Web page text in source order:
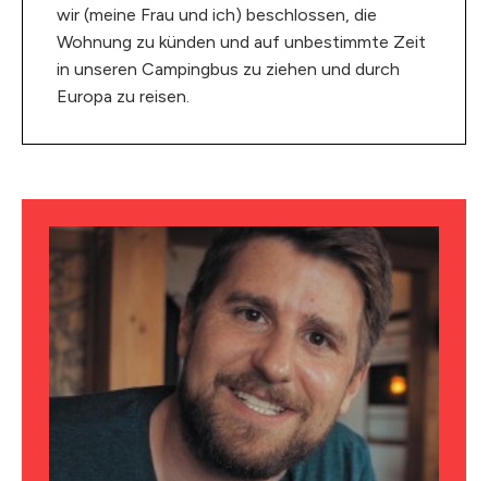
wir (meine Frau und ich) beschlossen, die
Wohnung zu künden und auf unbestimmte Zeit
in unseren Campingbus zu ziehen und durch
Europa zu reisen.